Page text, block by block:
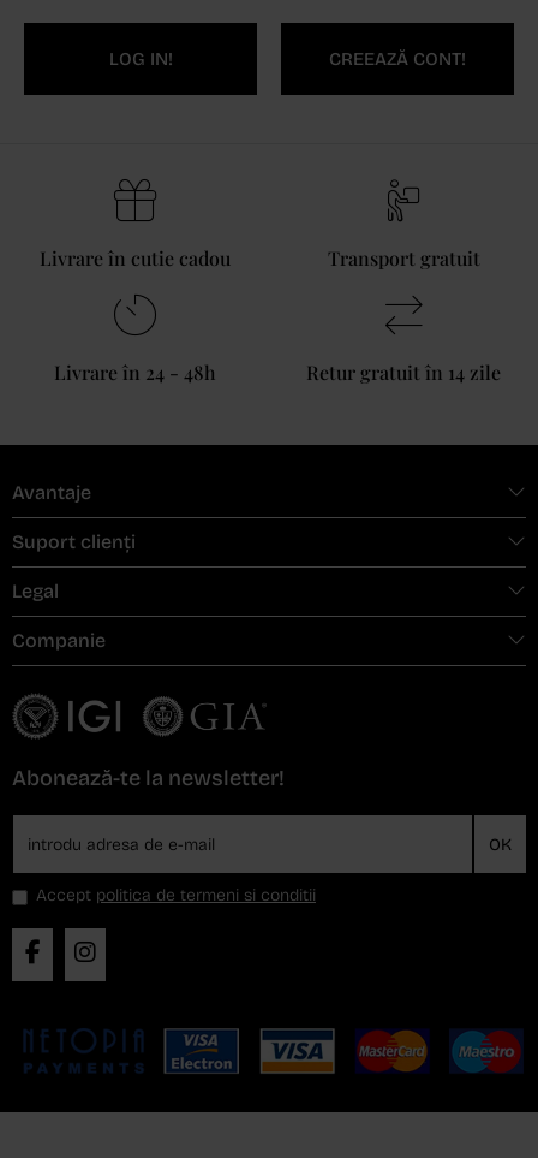
LOG IN! CREEAZĂ CONT!
Livrare în cutie cadou Transport gratuit
Livrare în 24 - 48h Retur gratuit în 14 zile
Avantaje
Suport clienți
Legal
Companie
Abonează-te la newsletter!
OK
Accept politica de termeni si conditii